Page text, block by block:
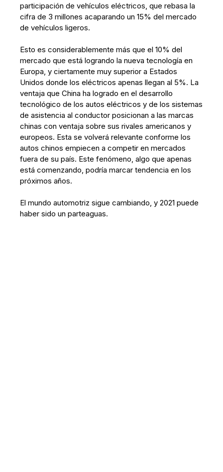
participación de vehículos eléctricos, que rebasa la
cifra de 3 millones acaparando un 15% del mercado
de vehículos ligeros.
Esto es considerablemente más que el 10% del
mercado que está logrando la nueva tecnología en
Europa, y ciertamente muy superior a Estados
Unidos donde los eléctricos apenas llegan al 5%. La
ventaja que China ha logrado en el desarrollo
tecnológico de los autos eléctricos y de los sistemas
de asistencia al conductor posicionan a las marcas
chinas con ventaja sobre sus rivales americanos y
europeos. Esta se volverá relevante conforme los
autos chinos empiecen a competir en mercados
fuera de su país. Este fenómeno, algo que apenas
está comenzando, podría marcar tendencia en los
próximos años.
El mundo automotriz sigue cambiando, y 2021 puede
haber sido un parteaguas.